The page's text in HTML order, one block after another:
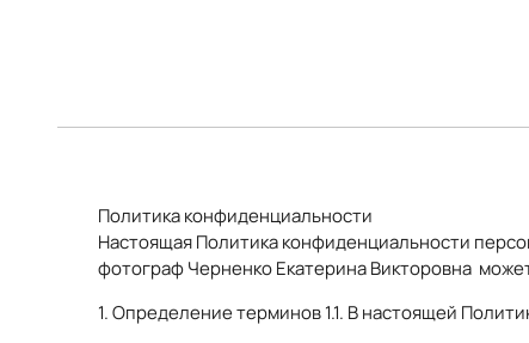
Политика конфиденциальности
Настоящая Политика конфиденциальности
фотограф Черненко Екатерина Викторовна
1. Определение терминов 1.1. В настоящей